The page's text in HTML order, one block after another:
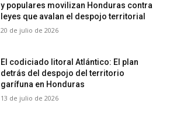
y populares movilizan Honduras contra
leyes que avalan el despojo territorial
20 de julio de 2026
El codiciado litoral Atlántico: El plan
detrás del despojo del territorio
garífuna en Honduras
13 de julio de 2026